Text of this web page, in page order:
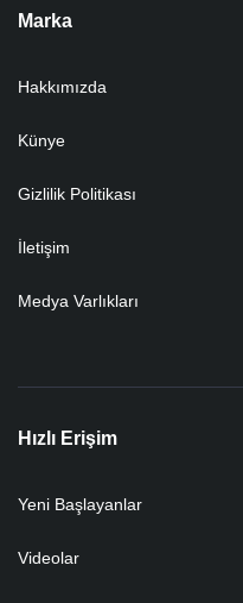
Marka
Hakkımızda
Künye
Gizlilik Politikası
İletişim
Medya Varlıkları
Hızlı Erişim
Yeni Başlayanlar
Videolar